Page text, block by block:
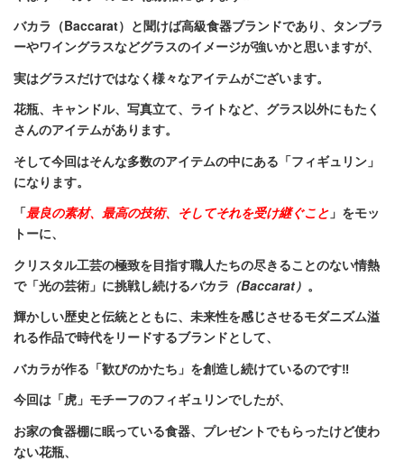
バカラ（Baccarat）と聞けば高級食器ブランドであり、タンブラ
ーやワイングラスなどグラスのイメージが強いかと思いますが、
実はグラスだけではなく様々なアイテムがございます。
花瓶、キャンドル、写真立て、ライトなど、グラス以外にもたく
さんのアイテムがあります。
そして今回はそんな多数のアイテムの中にある「フィギュリン」
になります。
「最良の素材、最高の技術、そしてそれを受け継ぐこと 」をモッ
トーに、
クリスタル工芸の極致を目指す職人たちの尽きることのない情熱
で「光の芸術」に挑戦し続けるバカラ（Baccarat） 。
輝かしい歴史と伝統とともに、未来性を感じさせるモダニズム溢
れる作品で時代をリードするブランドとして、
バカラが作る「歓びのかたち」を創造し続けているのです‼
今回は「虎」モチーフのフィギュリンでしたが、
お家の食器棚に眠っている食器、プレゼントでもらったけど使わ
ない花瓶、